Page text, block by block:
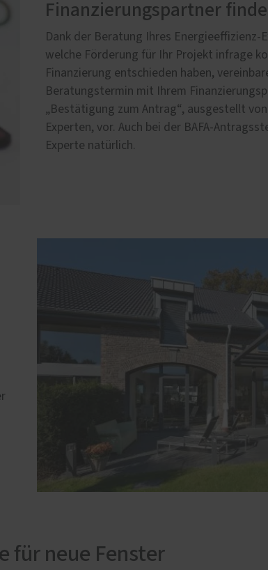
Finanzierungspartner
Dank der Beratung Ihres Energieeffizienz-
welche Förderung für Ihr Projekt infrage
Finanzierung entschieden haben,
Beratungstermin mit Ihrem
„Bestätigung zum Antrag“, ausgestellt
Experten, vor. Auch bei der BAFA-
Experte natürlich.
für neue Fenster